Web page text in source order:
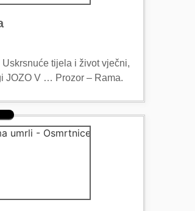
tijela i život vječni,
JOZO V … Prozor – Rama.